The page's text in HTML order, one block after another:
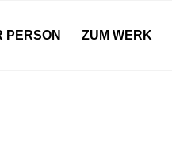
PERSON ZUM WERK